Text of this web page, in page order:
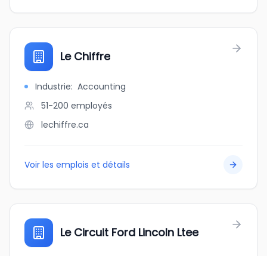
Le Chiffre
Industrie: Accounting
51-200 employés
lechiffre.ca
Voir les emplois et détails
Le Circuit Ford Lincoln Ltee